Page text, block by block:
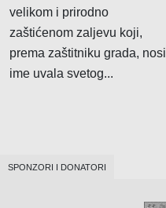
velikom i prirodno
zaštićenom zaljevu koji,
prema zaštitniku grada, nosi
ime uvala svetog...
SPONZORI I DONATORI